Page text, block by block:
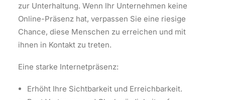
zur Unterhaltung. Wenn Ihr Unternehmen keine
Online-Präsenz hat, verpassen Sie eine riesige
Chance, diese Menschen zu erreichen und mit
ihnen in Kontakt zu treten.
Eine starke Internetpräsenz:
Erhöht Ihre Sichtbarkeit und Erreichbarkeit.